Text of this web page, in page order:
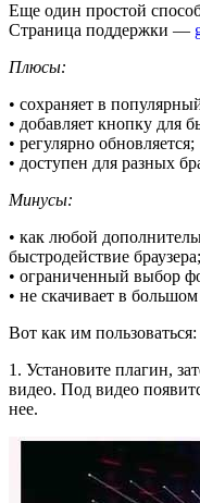
Еще один простой
Страница поддержки —
Плюсы:
• сохраняет в
• добавляет кнопку для
• регулярно обновляется;
• доступен для разных
Минусы:
• как любой
быстродействие браузера;
• ограниченный выбор
• не скачивает в
Вот как им пользоваться:
1. Установите плагин,
видео. Под видео
нее.